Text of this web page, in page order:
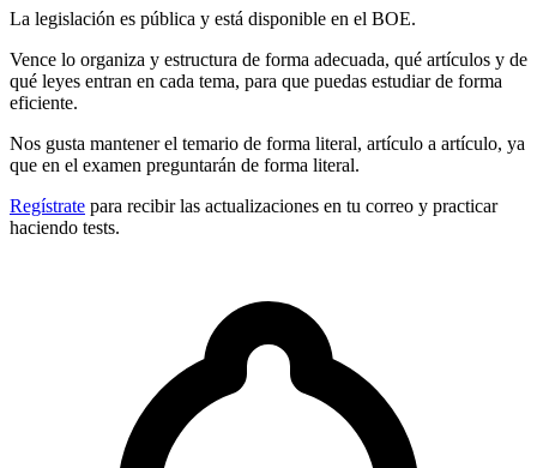
La legislación es pública y está disponible en el BOE.
Vence lo organiza y estructura de forma adecuada, qué artículos y de
qué leyes entran en cada tema, para que puedas estudiar de forma
eficiente.
Nos gusta mantener el temario de forma literal, artículo a artículo, ya
que en el examen preguntarán de forma literal.
Regístrate para recibir las actualizaciones en tu correo y practicar
haciendo tests.